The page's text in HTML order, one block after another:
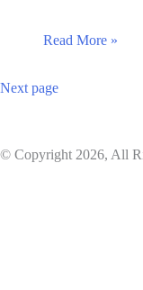
Read More »
Next page
© Copyright 2026, All